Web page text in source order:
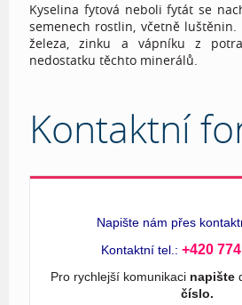
Kyselina fytová neboli fytát se
semenech rostlin, včetně
železa, zinku a vápníku z
nedostatku těchto minerálů.
Kontaktní
Napište nám přes
Kontaktní tel.: +420
Pro rychlejší komunikacinapište
číslo.